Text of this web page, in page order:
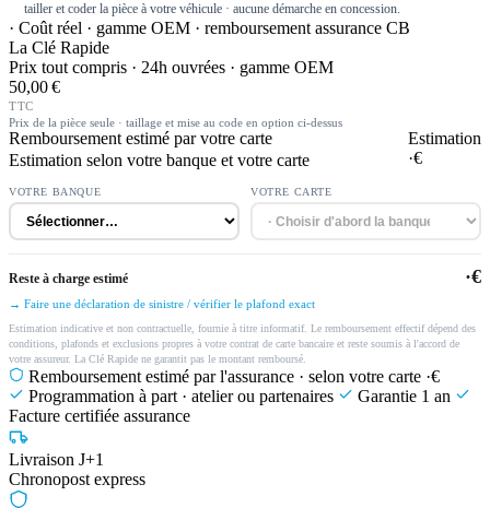
tailler et coder la pièce à votre véhicule · aucune démarche en concession.
· Coût réel · gamme OEM · remboursement assurance CB
La Clé Rapide
Prix tout compris · 24h ouvrées · gamme OEM
50,00 €
TTC
Prix de la pièce seule · taillage et mise au code en option ci-dessus
Remboursement estimé par votre carte
Estimation selon votre banque et votre carte
Estimation
·€
VOTRE BANQUE VOTRE CARTE
Reste à charge estimé ·€
→ Faire une déclaration de sinistre / vérifier le plafond exact
Estimation indicative et non contractuelle, fournie à titre informatif. Le remboursement effectif dépend des
conditions, plafonds et exclusions propres à votre contrat de carte bancaire et reste soumis à l'accord de
votre assureur. La Clé Rapide ne garantit pas le montant remboursé.
Remboursement estimé par l'assurance · selon votre carte ·€
Programmation à part · atelier ou partenaires
Garantie 1 an
Facture certifiée assurance
Livraison J+1
Chronopost express